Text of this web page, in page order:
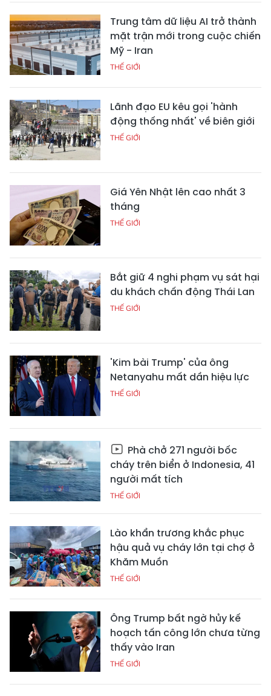
Trung tâm dữ liệu AI trở thành
mặt trận mới trong cuộc chiến
Mỹ - Iran
THẾ GIỚI
Lãnh đạo EU kêu gọi 'hành
động thống nhất' về biên giới
THẾ GIỚI
Giá Yên Nhật lên cao nhất 3
tháng
THẾ GIỚI
Bắt giữ 4 nghi phạm vụ sát hại
du khách chấn động Thái Lan
THẾ GIỚI
'Kim bài Trump' của ông
Netanyahu mất dần hiệu lực
THẾ GIỚI
Phà chở 271 người bốc
cháy trên biển ở Indonesia, 41
người mất tích
THẾ GIỚI
Lào khẩn trương khắc phục
hậu quả vụ cháy lớn tại chợ ở
Khăm Muồn
THẾ GIỚI
Ông Trump bất ngờ hủy kế
hoạch tấn công lớn chưa từng
thấy vào Iran
THẾ GIỚI